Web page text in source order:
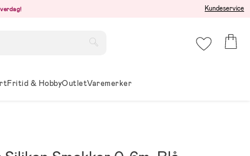
Kundeservice
Fritid & HobbyOutletVaremerker